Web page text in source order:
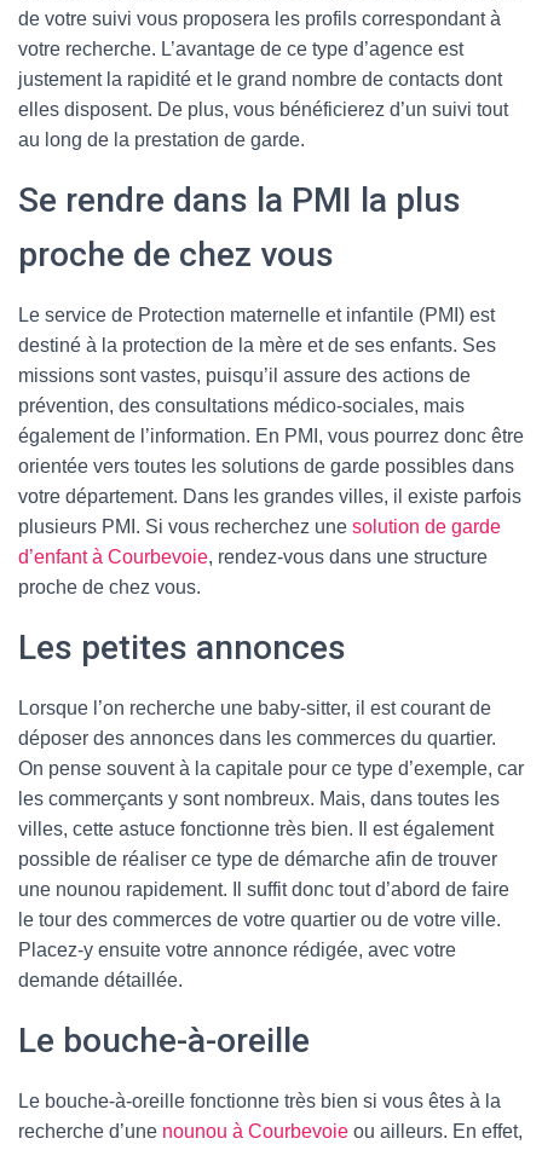
de votre suivi vous proposera les profils correspondant à
votre recherche. L’avantage de ce type d’agence est
justement la rapidité et le grand nombre de contacts dont
elles disposent. De plus, vous bénéficierez d’un suivi tout
au long de la prestation de garde.
Se rendre dans la PMI la plus
proche de chez vous
Le service de Protection maternelle et infantile (PMI) est
destiné à la protection de la mère et de ses enfants. Ses
missions sont vastes, puisqu’il assure des actions de
prévention, des consultations médico-sociales, mais
également de l’information. En PMI, vous pourrez donc être
orientée vers toutes les solutions de garde possibles dans
votre département. Dans les grandes villes, il existe parfois
plusieurs PMI. Si vous recherchez une solution de garde
d’enfant à Courbevoie, rendez-vous dans une structure
proche de chez vous.
Les petites annonces
Lorsque l’on recherche une baby-sitter, il est courant de
déposer des annonces dans les commerces du quartier.
On pense souvent à la capitale pour ce type d’exemple, car
les commerçants y sont nombreux. Mais, dans toutes les
villes, cette astuce fonctionne très bien. Il est également
possible de réaliser ce type de démarche afin de trouver
une nounou rapidement. Il suffit donc tout d’abord de faire
le tour des commerces de votre quartier ou de votre ville.
Placez-y ensuite votre annonce rédigée, avec votre
demande détaillée.
Le bouche-à-oreille
Le bouche-à-oreille fonctionne très bien si vous êtes à la
recherche d’une nounou à Courbevoie ou ailleurs. En effet,